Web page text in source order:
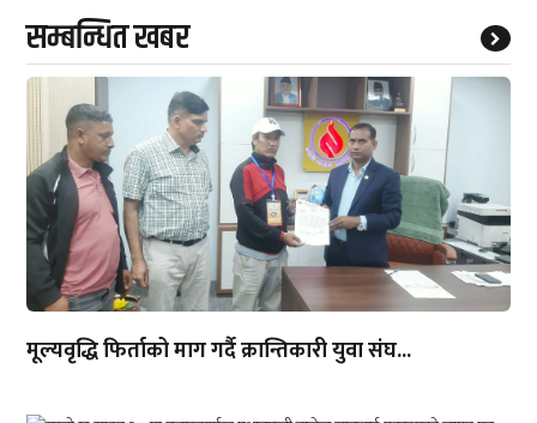
सम्बन्धित खबर
मूल्यवृद्धि फिर्ताको माग गर्दै क्रान्तिकारी युवा संघ...